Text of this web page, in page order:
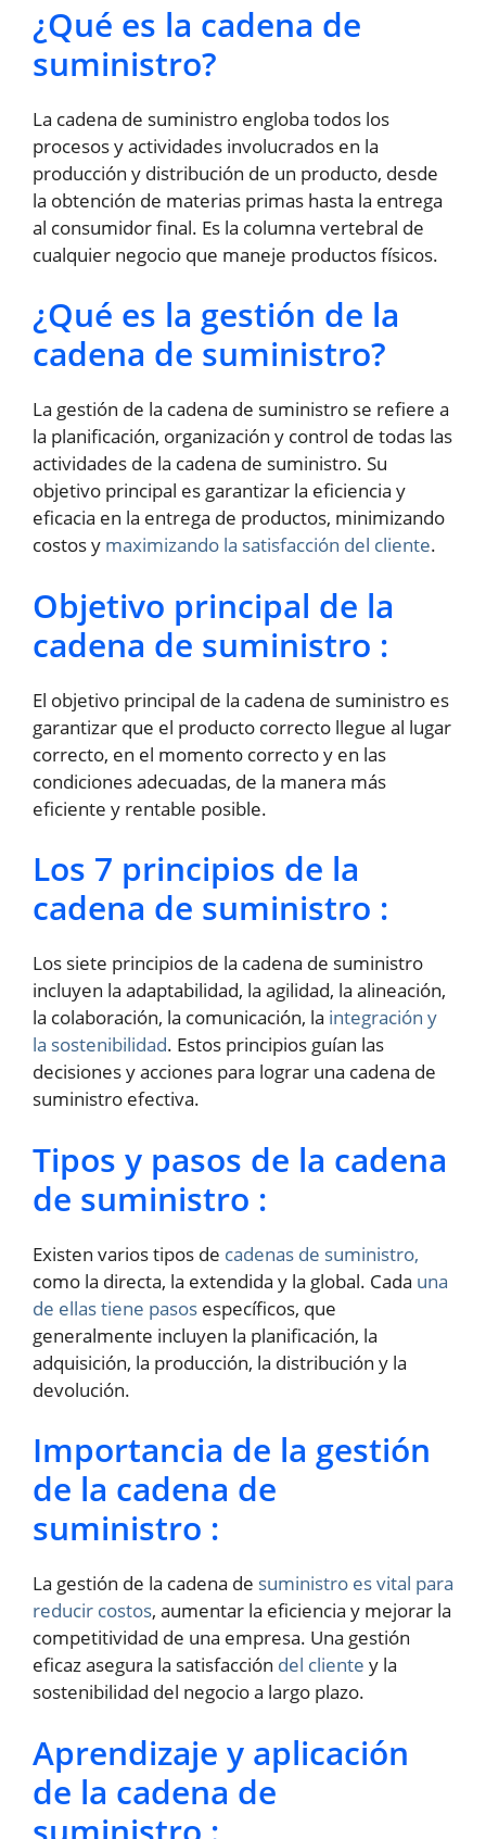
¿Qué es la cadena de
suministro?
La cadena de suministro engloba todos los
procesos y actividades involucrados en la
producción y distribución de un producto, desde
la obtención de materias primas hasta la entrega
al consumidor final. Es la columna vertebral de
cualquier negocio que maneje productos físicos.
¿Qué es la gestión de la
cadena de suministro?
La gestión de la cadena de suministro se refiere a
la planificación, organización y control de todas las
actividades de la cadena de suministro. Su
objetivo principal es garantizar la eficiencia y
eficacia en la entrega de productos, minimizando
costos y maximizando la satisfacción del cliente.
Objetivo principal de la
cadena de suministro :
El objetivo principal de la cadena de suministro es
garantizar que el producto correcto llegue al lugar
correcto, en el momento correcto y en las
condiciones adecuadas, de la manera más
eficiente y rentable posible.
Los 7 principios de la
cadena de suministro :
Los siete principios de la cadena de suministro
incluyen la adaptabilidad, la agilidad, la alineación,
la colaboración, la comunicación, la integración y
la sostenibilidad. Estos principios guían las
decisiones y acciones para lograr una cadena de
suministro efectiva.
Tipos y pasos de la cadena
de suministro :
Existen varios tipos de cadenas de suministro,
como la directa, la extendida y la global. Cada una
de ellas tiene pasos específicos, que
generalmente incluyen la planificación, la
adquisición, la producción, la distribución y la
devolución.
Importancia de la gestión
de la cadena de
suministro :
La gestión de la cadena de suministro es vital para
reducir costos, aumentar la eficiencia y mejorar la
competitividad de una empresa. Una gestión
eficaz asegura la satisfacción del cliente y la
sostenibilidad del negocio a largo plazo.
Aprendizaje y aplicación
de la cadena de